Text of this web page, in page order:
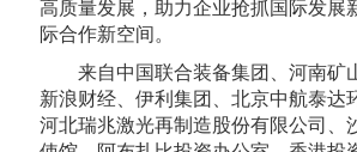
高质量发展，助力企业抢抓国际发展
际合作新空间。
来自中国联合装备集团、河南矿山
新浪财经、伊利集团、北京中航泰达
河北瑞兆激光再制造股份有限公司、